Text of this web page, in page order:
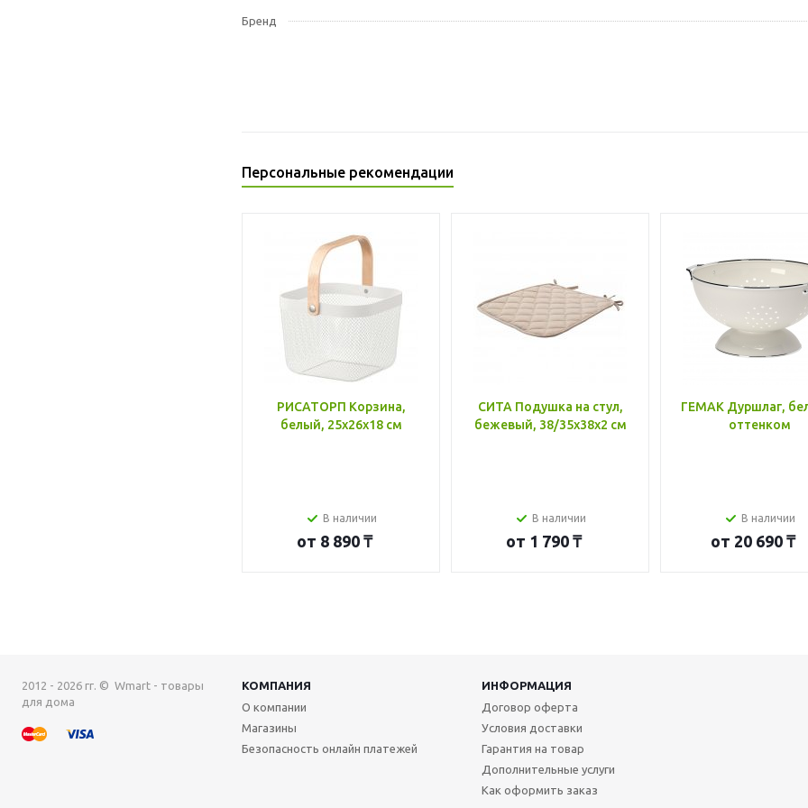
Бренд
Персональные рекомендации
РИСАТОРП Корзина,
белый, 25x26x18 см
В наличии
от 8 890 ₸
СИТА Подушка на стул,
бежевый, 38/35x38x2 см
В наличии
от 1 790 ₸
ГЕМАК Дуршлаг,
оттенком
В наличии
от 20 690 ₸
2012 - 2026 гг. © Wmart - товары
для дома
КОМПАНИЯ
ИНФОРМАЦИЯ
О компании
Магазины
Безопасность онлайн платежей
Договор оферта
Условия доставки
Гарантия на товар
Дополнительные услуги
Как оформить заказ